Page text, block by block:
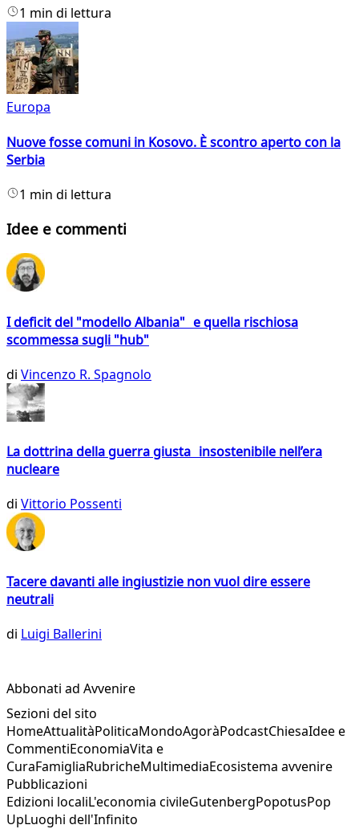
1 min di lettura
Europa
Nuove fosse comuni in Kosovo. È scontro aperto con la
Serbia
1 min di lettura
Idee e commenti
I deficit del "modello Albania" e quella rischiosa
scommessa sugli "hub"
di Vincenzo R. Spagnolo
La dottrina della guerra giusta insostenibile nell’era
nucleare
di Vittorio Possenti
Tacere davanti alle ingiustizie non vuol dire essere
neutrali
di Luigi Ballerini
Abbonati ad Avvenire
Sezioni del sito
HomeAttualitàPoliticaMondoAgoràPodcastChiesaIdee e
CommentiEconomiaVita e
CuraFamigliaRubricheMultimediaEcosistema avvenire
Pubblicazioni
Edizioni localiL'economia civileGutenbergPopotusPop
UpLuoghi dell'Infinito